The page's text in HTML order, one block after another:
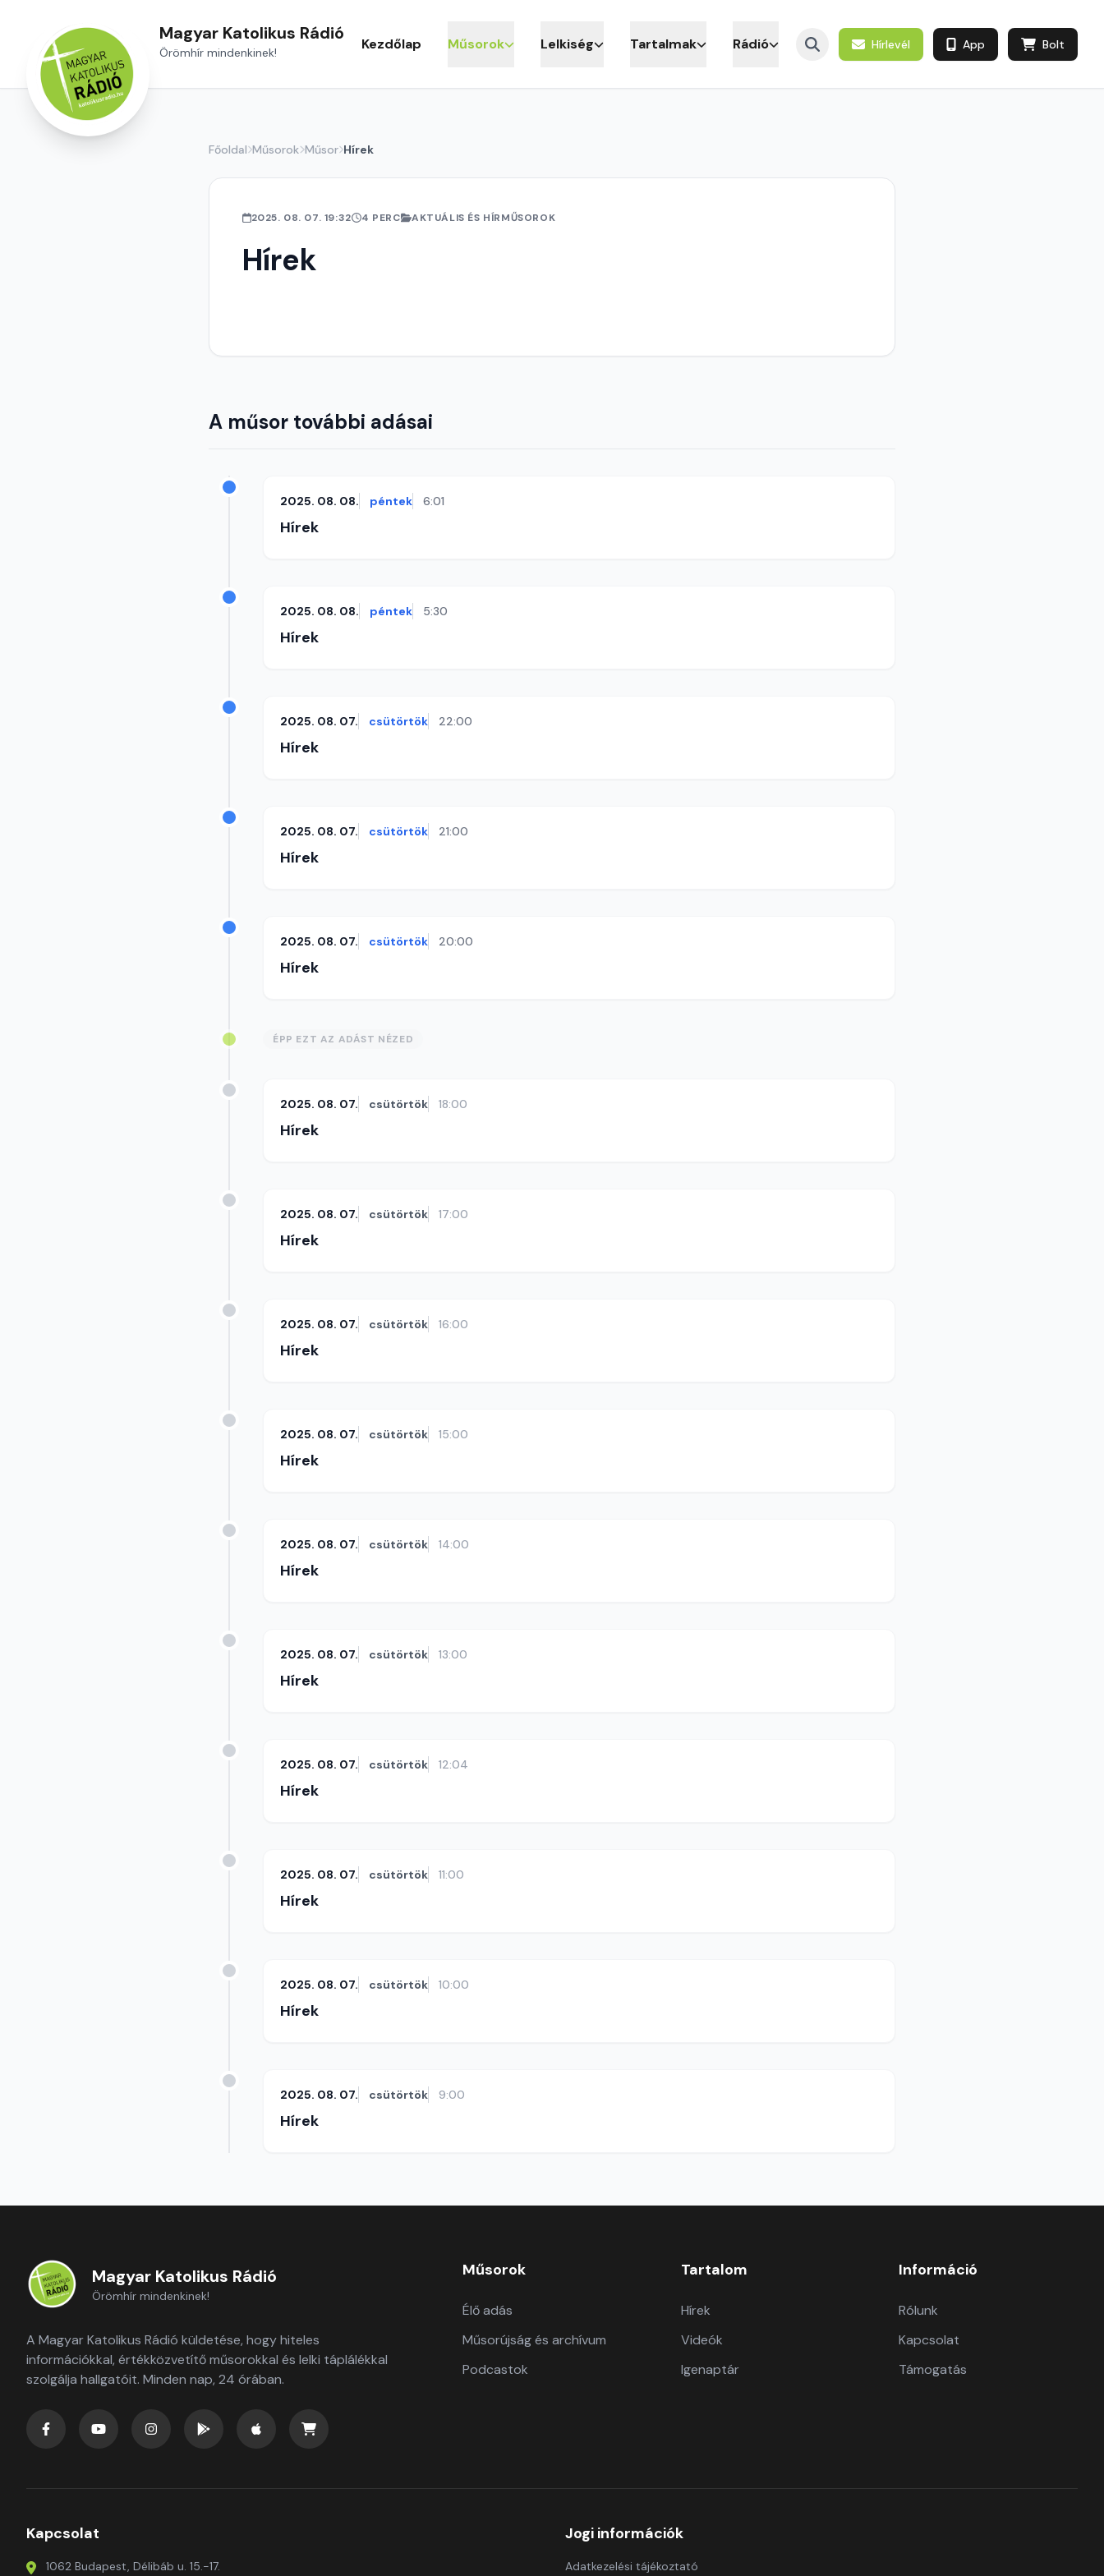
Magyar Katolikus Rádió
Örömhír mindenkinek! Kezdőlap Műsorok Lelkiség Tartalmak Rádió Hírlevél App Bolt
Főoldal Műsorok Műsor Hírek
2025. 08. 07. 19:32 4 PERC AKTUÁLIS ÉS HÍRMŰSOROK
Hírek
A műsor további adásai
2025. 08. 08. péntek 6:01
Hírek
2025. 08. 08. péntek 5:30
Hírek
2025. 08. 07. csütörtök 22:00
Hírek
2025. 08. 07. csütörtök 21:00
Hírek
2025. 08. 07. csütörtök 20:00
Hírek
ÉPP EZT AZ ADÁST NÉZED
2025. 08. 07. csütörtök 18:00
Hírek
2025. 08. 07. csütörtök 17:00
Hírek
2025. 08. 07. csütörtök 16:00
Hírek
2025. 08. 07. csütörtök 15:00
Hírek
2025. 08. 07. csütörtök 14:00
Hírek
2025. 08. 07. csütörtök 13:00
Hírek
2025. 08. 07. csütörtök 12:04
Hírek
2025. 08. 07. csütörtök 11:00
Hírek
2025. 08. 07. csütörtök 10:00
Hírek
2025. 08. 07. csütörtök 9:00
Hírek
Magyar Katolikus Rádió
Örömhír mindenkinek!
A Magyar Katolikus Rádió küldetése, hogy hiteles
információkkal, értékközvetítő műsorokkal és lelki táplálékkal
szolgálja hallgatóit. Minden nap, 24 órában.
Műsorok
Élő adás
Műsorújság és archívum
Podcastok
Tartalom
Hírek
Videók
Igenaptár
Információ
Rólunk
Kapcsolat
Támogatás
Kapcsolat
1062 Budapest, Délibáb u. 15.-17.
Jogi információk
Adatkezelési tájékoztató